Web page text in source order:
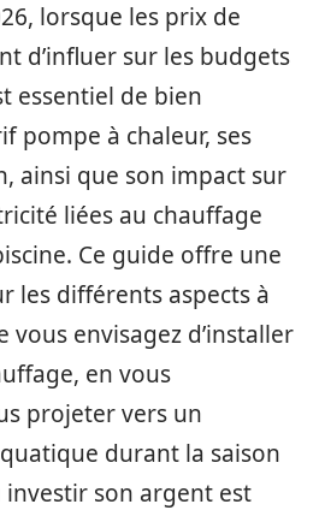
lorsque les prix de
d’influer sur les budgets
essentiel de bien
pompe à chaleur, ses
ainsi que son impact sur
liées au chauffage
Ce guide offre une
les différents aspects à
vous envisagez d’installer
en vous
projeter vers un
durant la saison
investir son argent est